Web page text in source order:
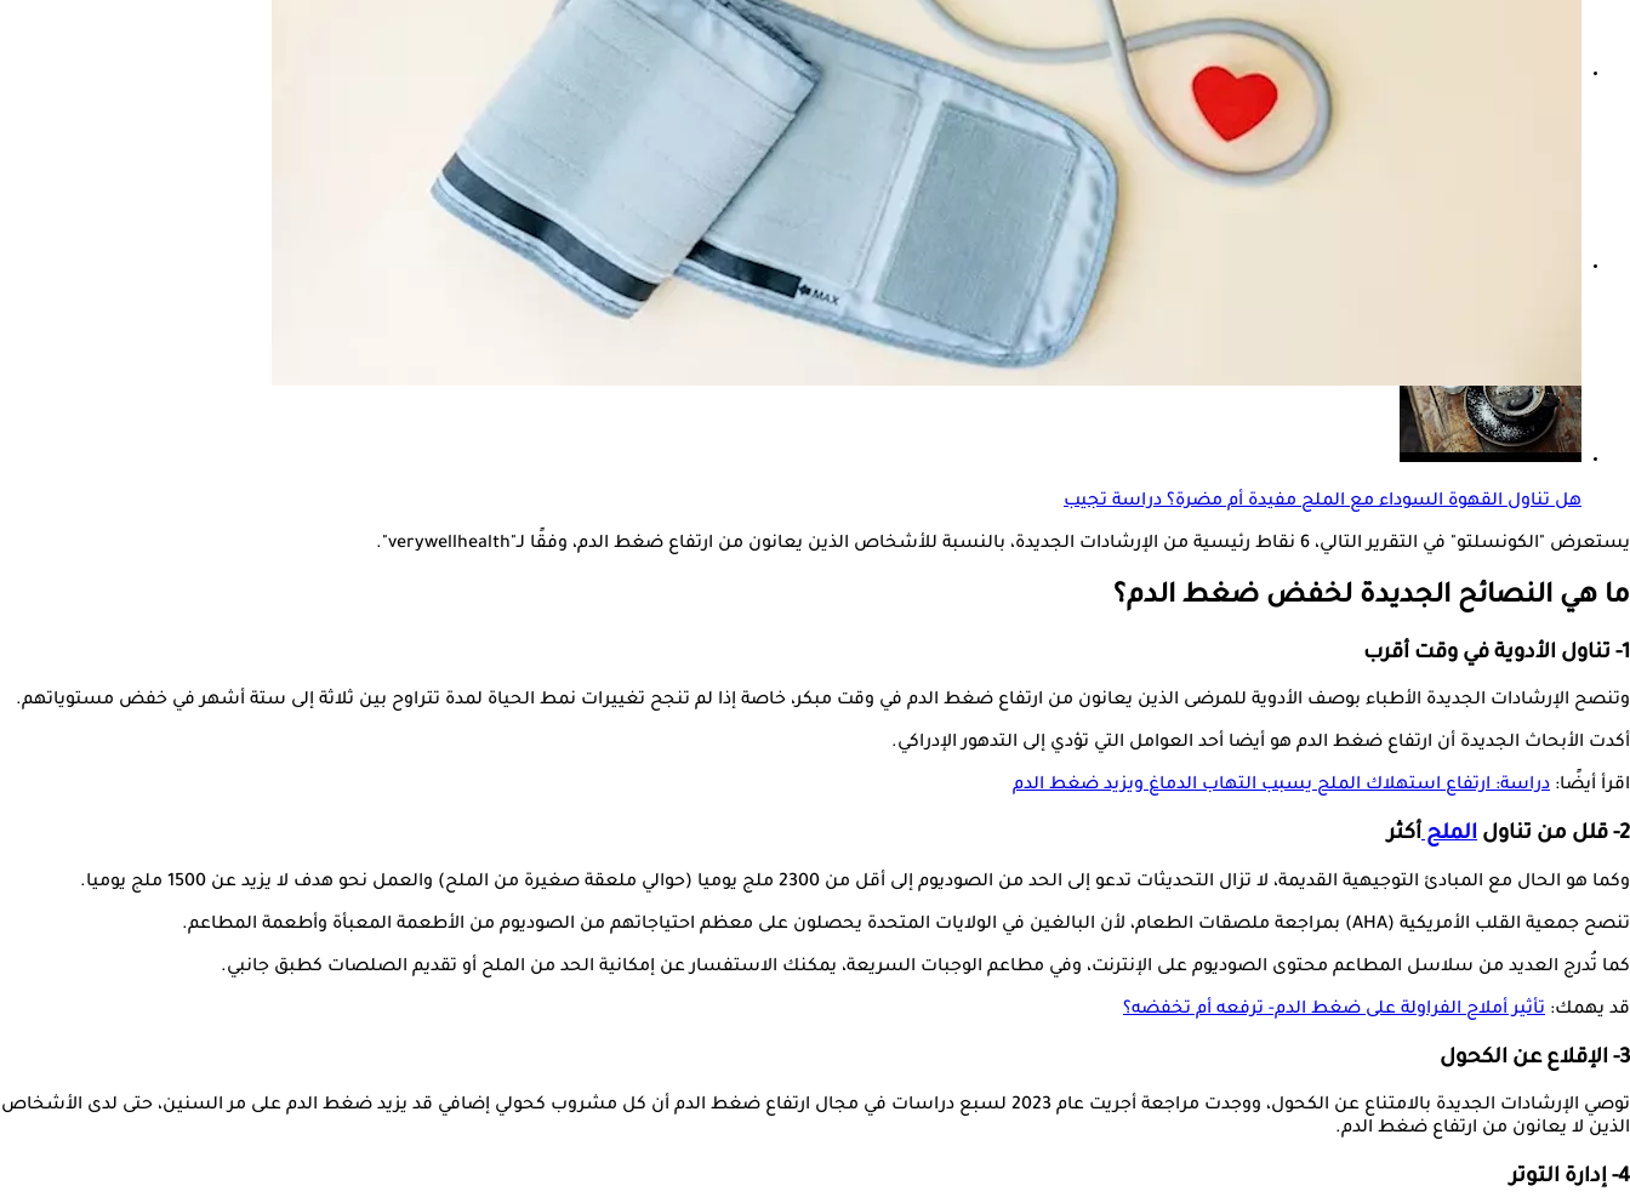
منها تحسين جودة النوم- ماذا يحدث لمستويات التوتر عندما تتناول الجوز؟
هل تناول القهوة السوداء مع الملح مفيدة أم مضرة؟ دراسة تجيب
يستعرض "الكونسلتو" في التقرير التالي، 6 نقاط رئيسية من الإرشادات الجديدة، بالنسبة للأشخاص الذين يعانون من ارتفاع ضغط الدم، وفقًا لـ"verywellhealth".
ما هي النصائح الجديدة لخفض ضغط الدم؟
1- تناول الأدوية في وقت أقرب
وتنصح الإرشادات الجديدة الأطباء بوصف الأدوية للمرضى الذين يعانون من ارتفاع ضغط الدم في وقت مبكر، خاصة إذا لم تنجح تغييرات نمط الحياة لمدة تتراوح بين ثلاثة إلى ستة أشهر في خفض مستوياتهم.
أكدت الأبحاث الجديدة أن ارتفاع ضغط الدم هو أيضا أحد العوامل التي تؤدي إلى التدهور الإدراكي.
اقرأ أيضًا: دراسة: ارتفاع استهلاك الملح يسبب التهاب الدماغ ويزيد ضغط الدم
2- قلل من تناول الملحأكثر
وكما هو الحال مع المبادئ التوجيهية القديمة، لا تزال التحديثات تدعو إلى الحد من الصوديوم إلى أقل من 2300 ملج يوميا (حوالي ملعقة صغيرة من الملح) والعمل نحو هدف لا يزيد عن 1500 ملج يوميا.
تنصح جمعية القلب الأمريكية (AHA) بمراجعة ملصقات الطعام، لأن البالغين في الولايات المتحدة يحصلون على معظم احتياجاتهم من الصوديوم من الأطعمة المعبأة وأطعمة المطاعم.
كما تُدرج العديد من سلاسل المطاعم محتوى الصوديوم على الإنترنت، وفي مطاعم الوجبات السريعة، يمكنك الاستفسار عن إمكانية الحد من الملح أو تقديم الصلصات كطبق جانبي.
قد يهمك: تأثير أملاح الفراولة على ضغط الدم- ترفعه أم تخفضه؟
3- الإقلاع عن الكحول
توصي الإرشادات الجديدة بالامتناع عن الكحول، ووجدت مراجعة أجريت عام 2023 لسبع دراسات في مجال ارتفاع ضغط الدم أن كل مشروب كحولي إضافي قد يزيد ضغط الدم على مر السنين، حتى لدى الأشخاص
الذين لا يعانون من ارتفاع ضغط الدم.
4- إدارة التوتر